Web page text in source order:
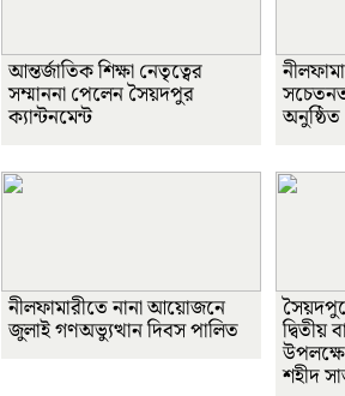
আন্তর্জাতিক শিক্ষা নেতৃত্বের
সম্মাননা পেলেন সৈয়দপুর
ক্যান্টনমেন্ট অনুষ্ঠিত
নীলফামারীতে নানা আয়োজনে
জুলাই গণঅভ্যুত্থান দিবস পালিত দ্বিতীয়
শহীদ